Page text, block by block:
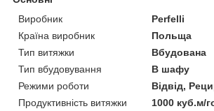
Виробник
Perfelli
Країна виробник
Польща
Тип витяжки
Вбудована
Тип вбудовування
В шафу
Режими роботи
Відвід,
Продуктивність витяжки
1000 куб.м/